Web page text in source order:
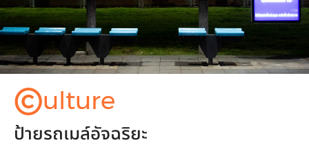
©ulture
ป้ายรถเมล์อัจฉริยะ